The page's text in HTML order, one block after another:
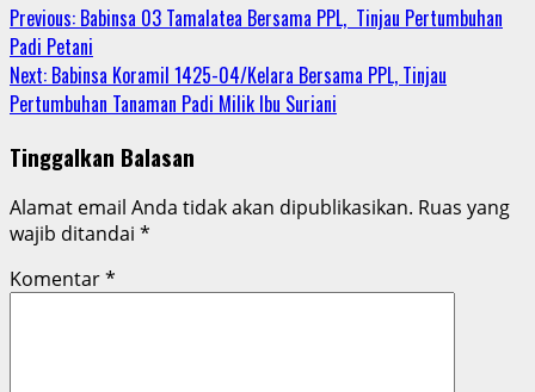
Continue
Reading
Previous: Babinsa 03 Tamalatea Bersama PPL, Tinjau Pertumbuhan
Padi Petani
Next: Babinsa Koramil 1425-04/Kelara Bersama PPL, Tinjau
Pertumbuhan Tanaman Padi Milik Ibu Suriani
Tinggalkan Balasan
Alamat email Anda tidak akan dipublikasikan. Ruas yang
wajib ditandai *
Komentar*